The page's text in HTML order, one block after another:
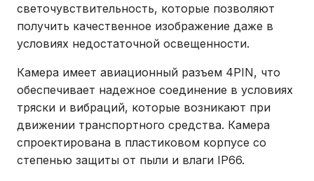
светочувствительность, которые позволяют
получить качественное изображение даже в
условиях недостаточной освещенности.
Камера имеет авиационный разъем 4PIN, что
обеспечивает надежное соединение в условиях
тряски и вибраций, которые возникают при
движении транспортного средства. Камера
спроектирована в пластиковом корпусе со
степенью защиты от пыли и влаги IP66.